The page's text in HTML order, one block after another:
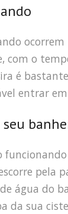
com o
é
entrar
seu
pela
água do
da sua